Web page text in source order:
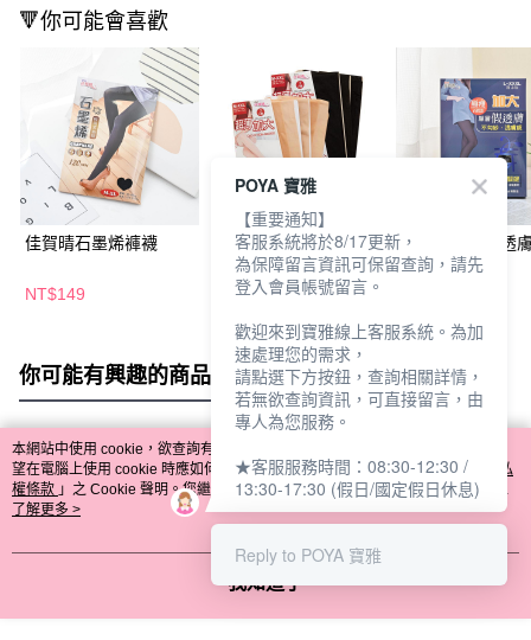
🔻你可能會喜歡
佳賀晴石墨烯褲襪
NT$149
8709佳賀晴極透加大
褲襪3雙入-多款任選
NT$159
佳賀晴加大假透
襪-多款任選
你可能有興趣的商品 全站排行
熱門標籤
本網站中使用 cookie，欲查詢有關本網站使用 cookie 方式之詳情，及若您不希
望在電腦上使用 cookie 時應如何變更電腦的 cookie 設定，請參閱本網站「
隱私
權條款 」之 Cookie 聲明。您繼續使用本網站即表示您同意本公司得按本網站使
用條款之 Cookie 聲明使用 cookie。
了解更多 >
我知道了
POYA 寶雅
【重要通知】
客服系統將於8/17更新，
為保障留言資訊可保留查詢，請先
登入會員帳號留言。
歡迎來到寶雅線上客服系統。為加
速處理您的需求，
請點選下方按鈕，查詢相關詳情，
若無欲查詢資訊，可直接留言，由
專人為您服務。
★客服服務時間：08:30-12:30 /
13:30-17:30 (假日/國定假日休息)
Reply to POYA 寶雅